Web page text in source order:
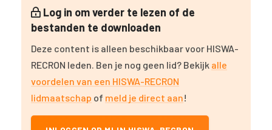
Log in om verder te lezen of de
bestanden te downloaden
Deze content is alleen beschikbaar voor HISWA-
RECRON leden. Ben je nog geen lid? Bekijk alle
voordelen van een HISWA-RECRON
lidmaatschap of meld je direct aan!